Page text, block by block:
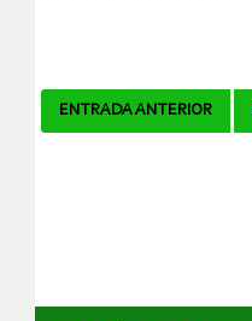
Navegador
ENTRADA ANTERIOR